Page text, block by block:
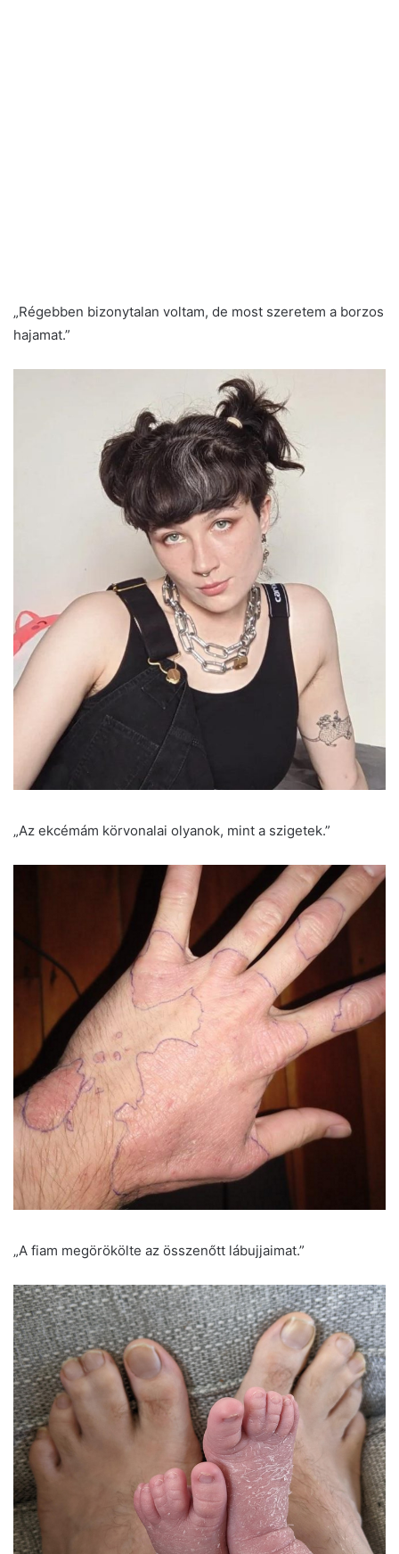
„Régebben bizonytalan voltam, de most szeretem a borzos
hajamat.”
„Az ekcémám körvonalai olyanok, mint a szigetek.”
„A fiam megörökölte az összenőtt lábujjaimat.”